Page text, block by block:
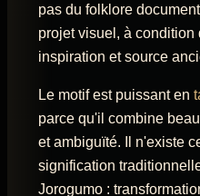
pas du folklore
projet visuel, à condition
inspiration et source
Le motif est puissant en
parce qu'il combine
et ambiguïté. Il n'existe
signification
Jorogumo :